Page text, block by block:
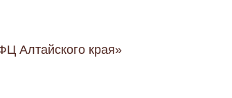
Алтайского края»